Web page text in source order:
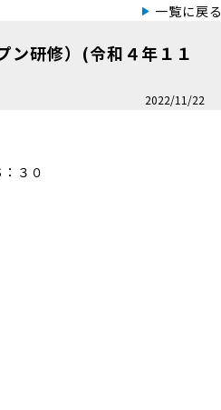
一覧に戻る
ン研修）(令和４年１１
2022/11/22
３０